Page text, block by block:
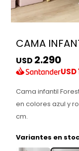
CAMA
USD 2.290
USD
Cama infantil
en colores azul y
cm.
Variantes en